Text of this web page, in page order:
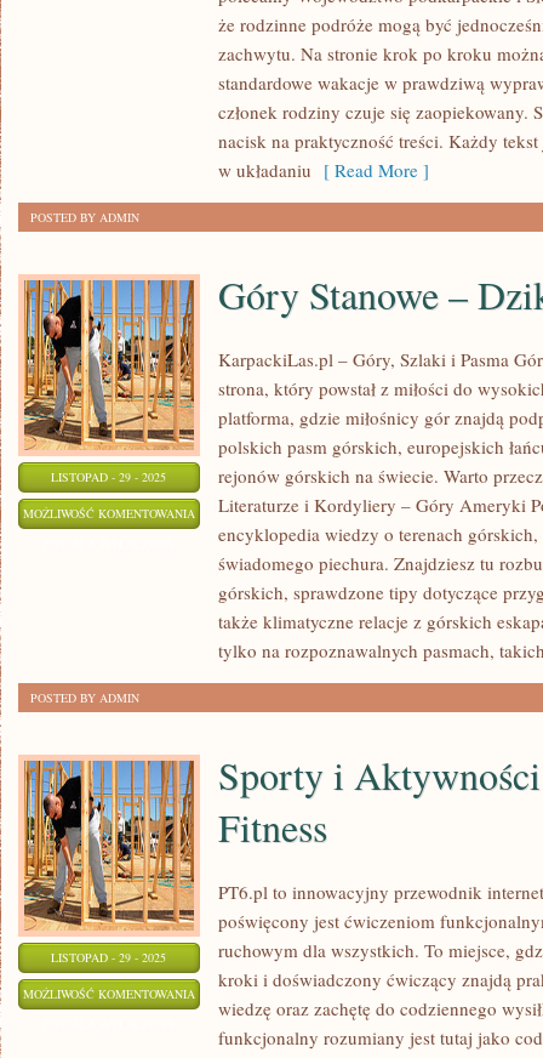
WOJEWÓDZTWO
WARMIŃSKO-
MAZURSKIE
że rodzinne podróże mogą być
zachwytu. Na stronie krok po kroku
standardowe wakacje w prawdziwą
członek rodziny czuje się zaopiekowany.
nacisk na praktyczność treści. Każdy
w układaniu [ Read More ]
POSTED BY ADMIN
LISTOPAD - 29 - 2025
MOŻLIWOŚĆ KOMENTOWANIA GÓRY
STANOWE
DZIKOŚĆ
AUSTRALII
Góry Stanowe –
KarpackiLas.pl – Góry, Szlaki i Pasma
strona, który powstał z miłości do
platforma, gdzie miłośnicy gór znajdą
polskich pasm górskich, europejskich
rejonów górskich na świecie. Warto
Literaturze i Kordyliery – Góry Ameryki
encyklopedia wiedzy o terenach
świadomego piechura. Znajdziesz tu
górskich, sprawdzone tipy dotyczące
także klimatyczne relacje z górskich
tylko na rozpoznawalnych pasmach,
POSTED BY ADMIN
LISTOPAD - 29 - 2025
MOŻLIWOŚĆ KOMENTOWANIA
AKTYWNOŚCI
Sporty i
Fitness
PT6.pl to innowacyjny przewodnik
poświęcony jest ćwiczeniom
ruchowym dla wszystkich. To miejsce,
kroki i doświadczony ćwiczący znajdą
wiedzę oraz zachętę do codziennego
funkcjonalny rozumiany jest tutaj jako